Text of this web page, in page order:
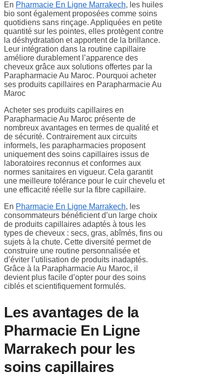
En Pharmacie En Ligne Marrakech, les huiles
bio sont également proposées comme soins
quotidiens sans rinçage. Appliquées en petite
quantité sur les pointes, elles protègent contre
la déshydratation et apportent de la brillance.
Leur intégration dans la routine capillaire
améliore durablement l’apparence des
cheveux grâce aux solutions offertes par la
Parapharmacie Au Maroc. Pourquoi acheter
ses produits capillaires en Parapharmacie Au
Maroc
Acheter ses produits capillaires en
Parapharmacie Au Maroc présente de
nombreux avantages en termes de qualité et
de sécurité. Contrairement aux circuits
informels, les parapharmacies proposent
uniquement des soins capillaires issus de
laboratoires reconnus et conformes aux
normes sanitaires en vigueur. Cela garantit
une meilleure tolérance pour le cuir chevelu et
une efficacité réelle sur la fibre capillaire.
En Pharmacie En Ligne Marrakech, les
consommateurs bénéficient d’un large choix
de produits capillaires adaptés à tous les
types de cheveux : secs, gras, abîmés, fins ou
sujets à la chute. Cette diversité permet de
construire une routine personnalisée et
d’éviter l’utilisation de produits inadaptés.
Grâce à la Parapharmacie Au Maroc, il
devient plus facile d’opter pour des soins
ciblés et scientifiquement formulés.
Les avantages de la
Pharmacie En Ligne
Marrakech pour les
soins capillaires